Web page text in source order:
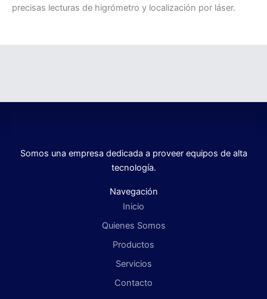
precisas lecturas de higrómetro y localización por láser.
Somos una empresa dedicada a proveer equipos de alta
tecnología.
Navegación
Inicio
Quienes Somos
Productos
Servicios
Contacto